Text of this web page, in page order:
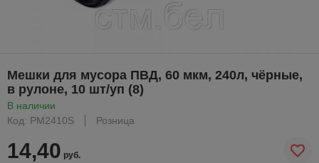
Мешки для мусора ПВД, 60 мкм, 240л, чёрные,
в рулоне, 10 шт/уп (8)
В наличии
Код: PM2410S
Розница
14,40 руб.